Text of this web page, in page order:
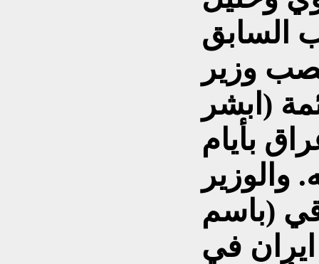
السابق
وزير
(ابشر
بأيام
والوزير
(باسم
في